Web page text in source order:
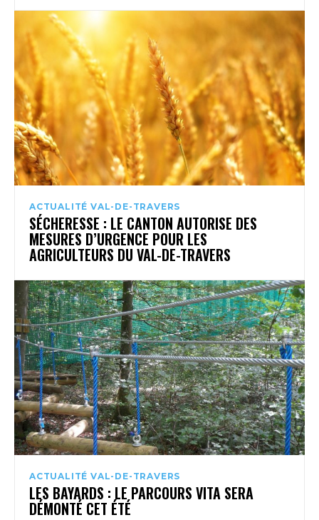
ACTUALITÉ VAL-DE-TRAVERS
SÉCHERESSE : LE CANTON AUTORISE DES
MESURES D’URGENCE POUR LES
AGRICULTEURS DU VAL-DE-TRAVERS
ACTUALITÉ VAL-DE-TRAVERS
LES BAYARDS : LE PARCOURS VITA SERA
DÉMONTÉ CET ÉTÉ